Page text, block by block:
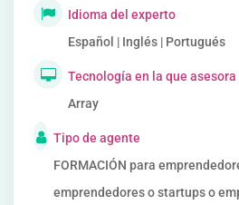
Idioma del experto
Español | Inglés | Portugués
Tecnología en la que asesora
Array
Tipo de agente
FORMACIÓN para
emprendedores o startups o